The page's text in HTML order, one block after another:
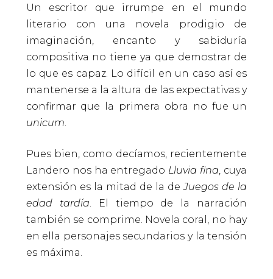
Un escritor que irrumpe en el mundo
literario con una novela prodigio de
imaginación, encanto y sabiduría
compositiva no tiene ya que demostrar de
lo que es capaz. Lo difícil en un caso así es
mantenerse a la altura de las expectativas y
confirmar que la primera obra no fue un
unicum
Pues bien, como decíamos, recientemente
Landero nos ha entregado Lluvia fina , cuya
extensión es la mitad de la deJuegos de la
edad tardía . El tiempo de la narración
también se comprime. Novela coral, no hay
en ella personajes secundarios y la tensión
es máxima.